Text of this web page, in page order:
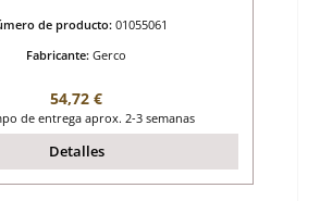
de producto: 01055061
Fabricante: Gerco
Precio normal:
54,72 €
de entrega aprox. 2-3 semanas
Detalles